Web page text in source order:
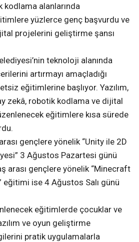
kodlama alanlarında
yüzlerce genç başvurdu ve
projelerini geliştirme şansı
teknoloji alanında
artırmayı amaçladığı
eğitimlerine başlıyor. Yazılım,
zekâ, robotik kodlama ve dijital
eğitimlere kısa sürede
gençlere yönelik “Unity ile 2D
3 Ağustos Pazartesi günü
arası gençlere yönelik “Minecraft
ise 4 Ağustos Salı günü
eğitimlerde çocuklar ve
ve oyun geliştirme
pratik uygulamalarla